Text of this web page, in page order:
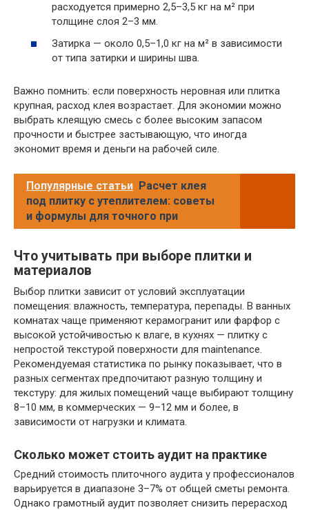
расходуется примерно 2,5–3,5 кг на м² при
толщине слоя 2–3 мм.
Затирка — около 0,5–1,0 кг на м² в зависимости
от типа затирки и ширины шва.
Важно помнить: если поверхность неровная или плитка
крупная, расход клея возрастает. Для экономии можно
выбрать клеящую смесь с более высоким запасом
прочности и быстрее застывающую, что иногда
экономит время и деньги на рабочей силе.
Популярные статьи Расчет клея
под плитку с утеплителем: советы
и формулы для точного при
Что учитывать при выборе плитки и
материалов
Выбор плитки зависит от условий эксплуатации
помещения: влажность, температура, перепады. В ванных
комнатах чаще применяют керамогранит или фарфор с
высокой устойчивостью к влаге, в кухнях — плитку с
непростой текстурой поверхности для maintenance.
Рекомендуемая статистика по рынку показывает, что в
разных сегментах предпочитают разную толщину и
текстуру: для жилых помещений чаще выбирают толщину
8–10 мм, в коммерческих — 9–12 мм и более, в
зависимости от нагрузки и климата.
Сколько может стоить аудит на практике
Средний стоимость плиточного аудита у профессионалов
варьируется в диапазоне 3–7% от общей сметы ремонта.
Однако грамотный аудит позволяет снизить перерасход